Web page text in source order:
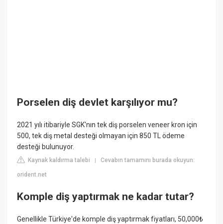
Porselen diş devlet karşılıyor mu?
2021 yılı itibariyle SGK'nın tek diş porselen veneer kron için
500, tek diş metal desteği olmayan için 850 TL ödeme
desteği bulunuyor.
Kaynak kaldırma talebi |Cevabın tamamını burada okuyun:
orident.net
Komple diş yaptırmak ne kadar tutar?
Genellikle Türkiye'de komple diş yaptırmak fiyatları, 50,000₺